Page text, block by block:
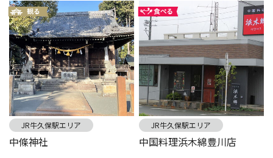
JR牛久保駅エリア
中條神社
JR牛久保駅エリア
中国料理浜木綿豊川店